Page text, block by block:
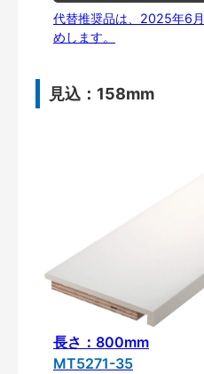
代替推奨品は、2025年6
めします。
見込：158mm
長さ：800mm
MT5271-35